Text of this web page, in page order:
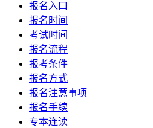
报名入口
报名时间
考试时间
报名流程
报考条件
报名方式
报名注意事项
报名手续
专本连读